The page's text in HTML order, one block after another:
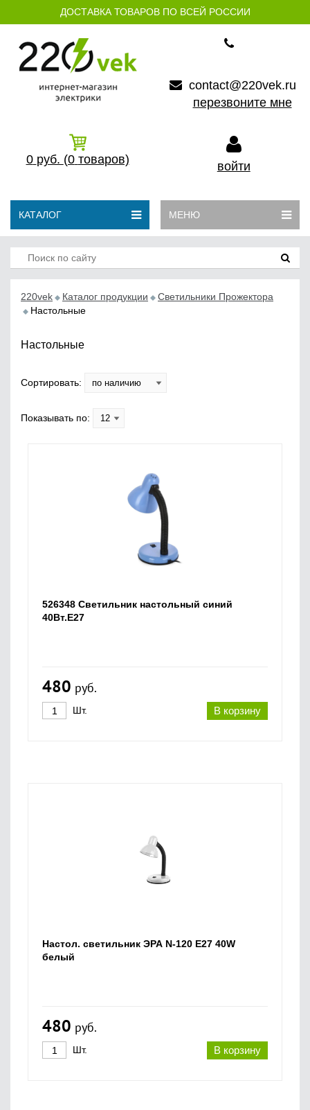
ДОСТАВКА ТОВАРОВ ПО ВСЕЙ РОССИИ
contact@220vek.ru
перезвоните мне
0 руб. (0 товаров) войти
КАТАЛОГ МЕНЮ
220vek Каталог продукции
Светильники Прожектора
Настольные
Настольные
Сортировать:
Показывать по:
526348 Светильник настольный синий
40Вт.Е27
480 руб.
В корзину
Шт.
Настол. светильник ЭРА N-120 Е27 40W
белый
480 руб.
В корзину
Шт.